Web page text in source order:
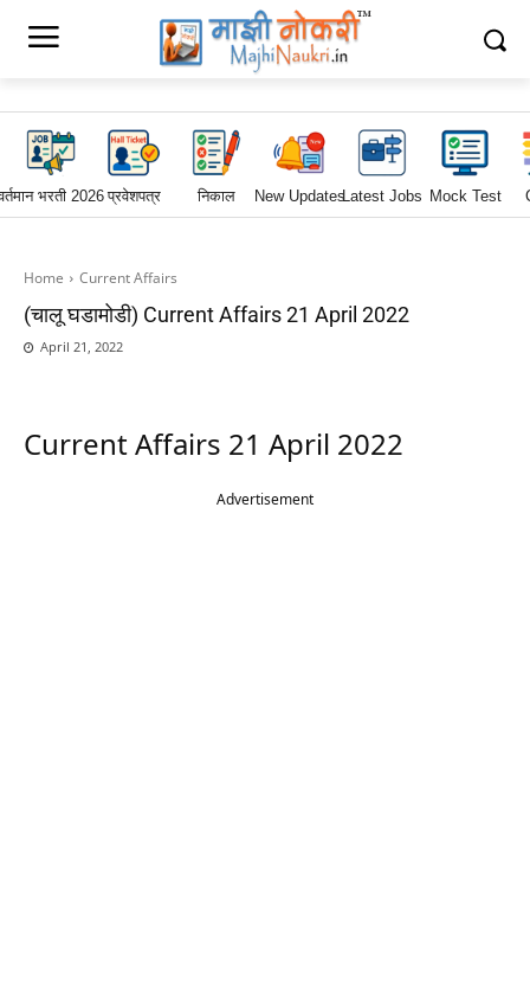
भरती 2026प्रवेशपत्र निकाल New UpdatesLatest Jobs Mock Test
Home Current Affairs
(चालू घडामोडी) Current Affairs 21 April 2022
April 21, 2022
Current Affairs 21 April 2022
Advertisement